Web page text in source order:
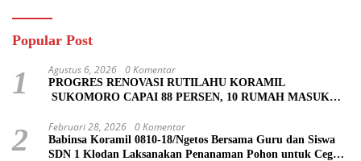
Popular Post
1 Agustus 6, 2026 0 Komentar
PROGRES RENOVASI RUTILAHU KORAMIL
SUKOMORO CAPAI 88 PERSEN, 10 RUMAH MASUK
2 Februari 28, 2026 0 Komentar
Babinsa Koramil 0810-18/Ngetos Bersama Guru dan Siswa
SDN 1 Klodan Laksanakan Penanaman Pohon untuk Cegah